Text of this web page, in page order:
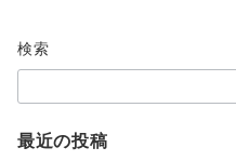
検索
最近の投稿